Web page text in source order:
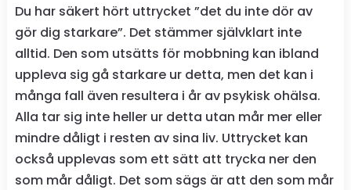
Du har säkert hört uttrycket ”det du inte dör av
gör dig starkare”. Det stämmer självklart inte
alltid. Den som utsätts för mobbning kan ibland
uppleva sig gå starkare ur detta, men det kan i
många fall även resultera i år av psykisk ohälsa.
Alla tar sig inte heller ur detta utan mår mer eller
mindre dåligt i resten av sina liv. Uttrycket kan
också upplevas som ett sätt att trycka ner den
som mår dåligt. Det som sägs är att den som mår